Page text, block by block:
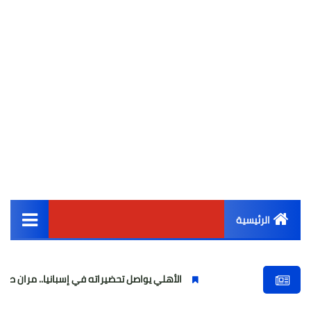
الرئيسية
أخبار مصر
الأهلي يواصل تحضيراته في إسبانيا.. مران صباحي قوي